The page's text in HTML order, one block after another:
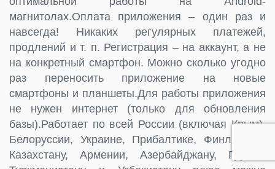
магнитолах.Оплата приложения – один раз и
навсегда! Никаких регулярных платежей,
продлений и т. п. Регистрация – на аккаунт, а не
на конкретный смартфон. Можно сколько угодно
раз переносить приложение на новые
смартфоны и планшеты.Для работы приложения
не нужен интернет (только для обновления
базы).Работает по всей России (включая Крым),
Белоруссии, Украине, Прибалтике, Финляндии,
Казахстану, Армении, Азербайджану, Грузии,